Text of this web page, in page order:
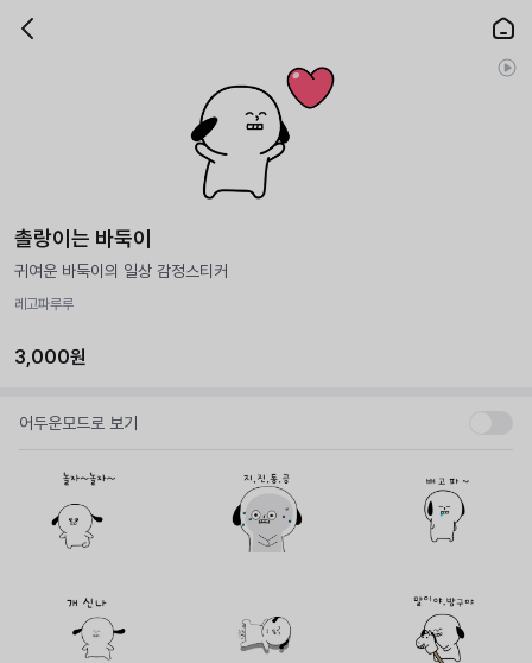
촐랑이는 바둑이
귀여운 바둑이의 일상 감정스티커
레고파루루
3,000원
어두운모드로 보기